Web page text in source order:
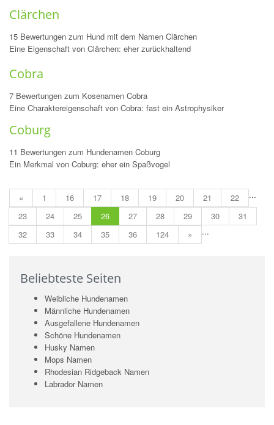
Clärchen
15 Bewertungen zum Hund mit dem Namen Clärchen
Eine Eigenschaft von Clärchen: eher zurückhaltend
Cobra
7 Bewertungen zum Kosenamen Cobra
Eine Charaktereigenschaft von Cobra: fast ein Astrophysiker
Coburg
11 Bewertungen zum Hundenamen Coburg
Ein Merkmal von Coburg: eher ein Spaßvogel
« 1 ...
16 17 18 19 20 21
22
23
24 25 26 27 28 29 30
31
32
33 34 35 36 ...
124 »
Beliebteste Seiten
Weibliche Hundenamen
Männliche Hundenamen
Ausgefallene Hundenamen
Schöne Hundenamen
Husky Namen
Mops Namen
Rhodesian Ridgeback Namen
Labrador Namen